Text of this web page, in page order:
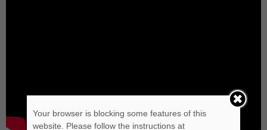
Your browser is blocking some features of this
website. Please follow the instructions at